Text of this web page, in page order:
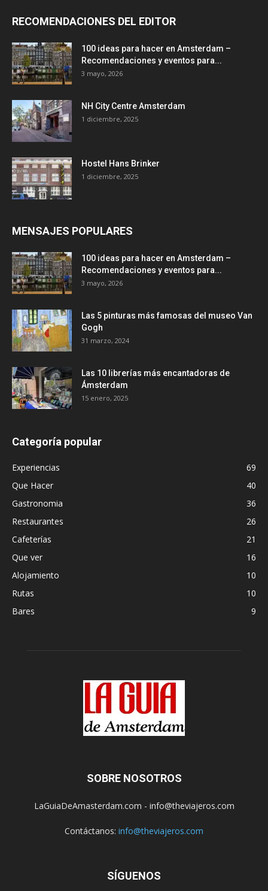
RECOMENDACIONES DEL EDITOR
100 ideas para hacer en Amsterdam –
Recomendaciones y eventos para...
3 mayo, 2026
NH City Centre Amsterdam
1 diciembre, 2025
Hostel Hans Brinker
1 diciembre, 2025
MENSAJES POPULARES
100 ideas para hacer en Amsterdam –
Recomendaciones y eventos para...
3 mayo, 2026
Las 5 pinturas más famosas del museo Van
Gogh
31 marzo, 2024
Las 10 librerías más encantadoras de
Ámsterdam
15 enero, 2025
Categoría popular
Experiencias
69
Que Hacer
40
Gastronomia
36
Restaurantes
26
Cafeterías
21
Que ver
16
Alojamiento
10
Rutas
10
Bares
9
SOBRE NOSOTROS
LaGuiaDeAmasterdam.com - info@theviajeros.com
Contáctanos: info@theviajeros.com
SÍGUENOS